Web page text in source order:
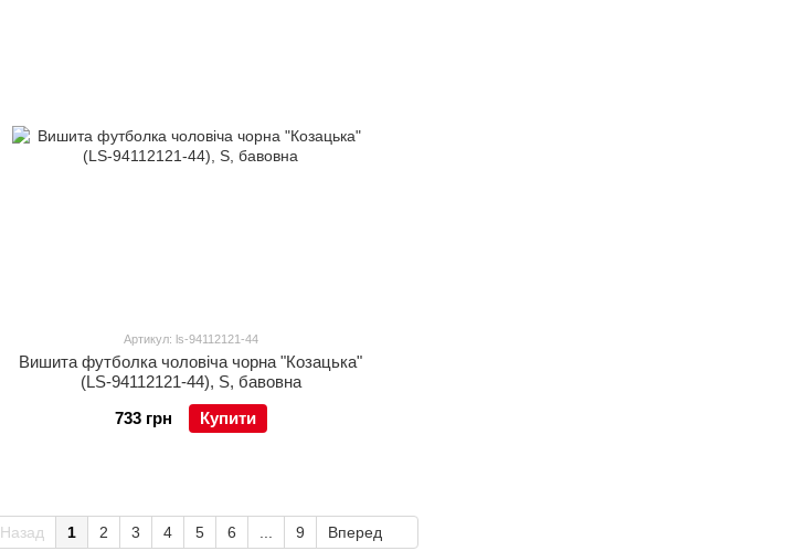
Артикул: ls-94112121-44
Вишита футболка чоловіча чорна "Козацька"
(LS-94112121-44), S, бавовна
733 грн
Купити
Назад 1 2 3 4 5 6 9 Вперед